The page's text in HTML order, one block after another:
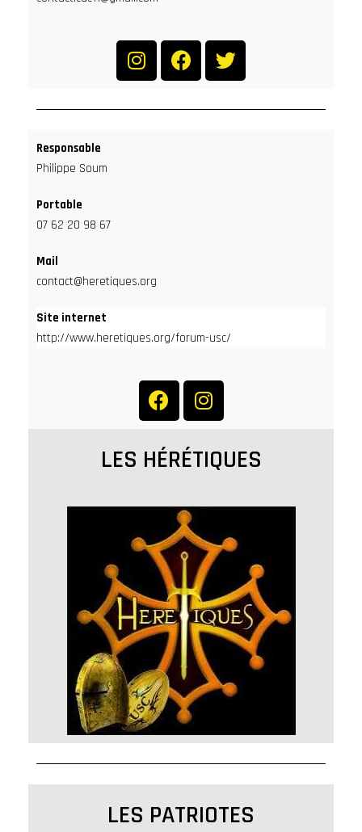
Responsable
Philippe Soum
Portable
07 62 20 98 67
Mail
contact@heretiques.org
Site internet
http://www.heretiques.org/forum-usc/
LES HÉRÉTIQUES
LES PATRIOTES